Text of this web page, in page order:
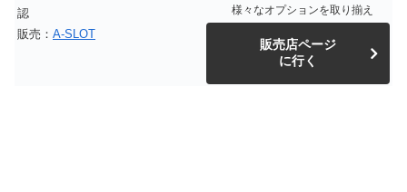
認
販売： A-SLOT
様々なオプションを取り揃え
販売店ページ
に行く